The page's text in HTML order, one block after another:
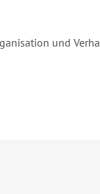
und